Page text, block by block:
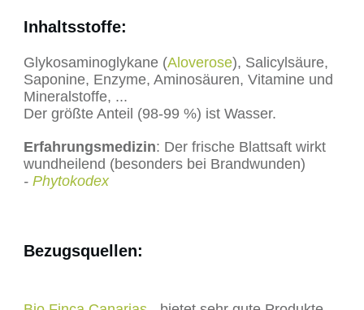
Inhaltsstoffe:
Glykosaminoglykane (Aloverose), Salicylsäure,
Saponine, Enzyme, Aminosäuren, Vitamine und
Mineralstoffe, ...
Der größte Anteil (98-99 %) ist Wasser.
Erfahrungsmedizin: Der frische Blattsaft wirkt
wundheilend (besonders bei Brandwunden)
- Phytokodex
Bezugsquellen: